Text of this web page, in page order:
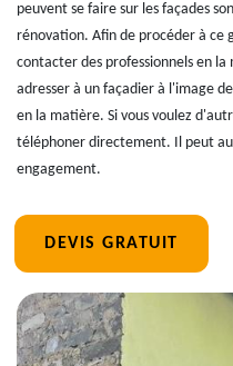
peuvent se faire sur les façades
rénovation. Afin de procéder à
contacter des professionnels en la
adresser à un façadier à l'image
en la matière. Si vous voulez
téléphoner directement. Il peut
engagement.
DEVIS GRATUIT